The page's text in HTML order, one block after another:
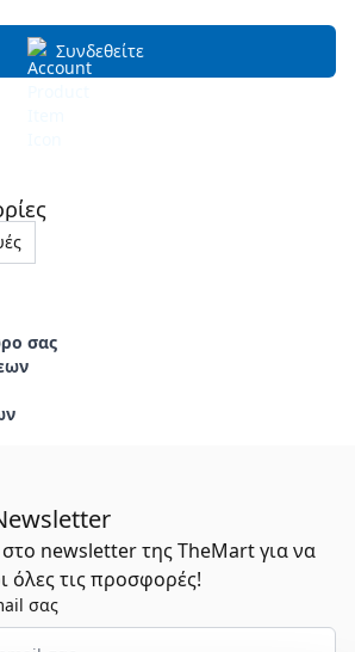
Συνδεθείτε
σας
newsletter της TheMart για να
όλες τις προσφορές!
σας